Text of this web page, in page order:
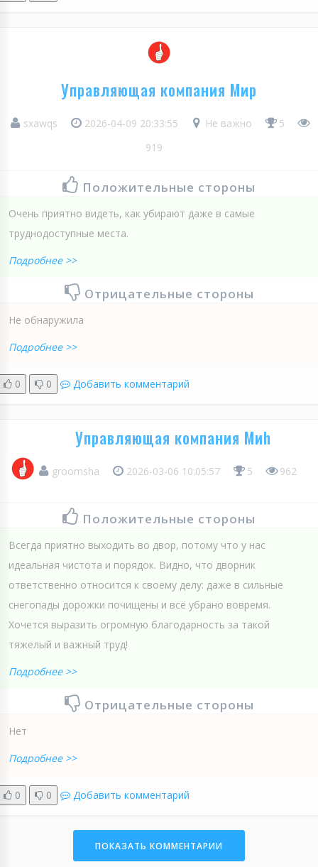
Управляющая компания Мир
sxawqs 2026-04-09 20:33:55 Не важно
5
919
Положительные стороны
Очень приятно видеть, как убирают даже в самые
труднодоступные места.
Подробнее >>
Отрицательные стороны
Не обнаружила
Подробнее >>
0 0 Добавить комментарий
Управляющая компания Миh
groomsha 2026-03-06 10:05:57 5 962
Положительные стороны
Всегда приятно выходить во двор, потому что у нас
идеальная чистота и порядок. Видно, что дворник
ответственно относится к своему делу: даже в сильные
снегопады дорожки почищены и всё убрано вовремя.
Хочется выразить огромную благодарность за такой
тяжелый и важный труд!
Подробнее >>
Отрицательные стороны
Нет
Подробнее >>
0 0 Добавить комментарий
ПОКАЗАТЬ КОММЕНТАРИИ